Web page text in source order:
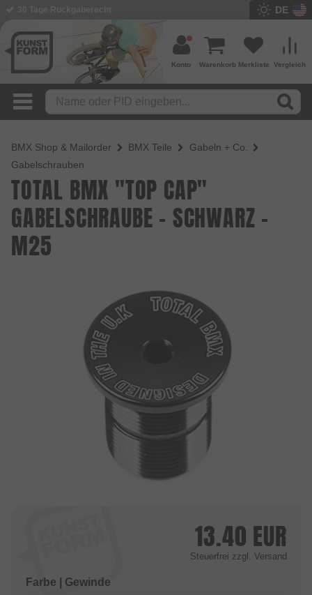
DE
Vergleich
Merkliste
Warenkorb
Konto
BMX Shop & Mailorder BMX Teile
Gabeln + Co.
Gabelschrauben
TOTAL BMX "TOP CAP"
GABELSCHRAUBE - SCHWARZ -
M25
13.40 EUR
Steuerfrei zzgl. Versand
Farbe | Gewinde